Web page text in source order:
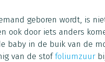
geboren wordt, is
ook door iets anders
baby in de buik van de
van de stoffoliumzuur